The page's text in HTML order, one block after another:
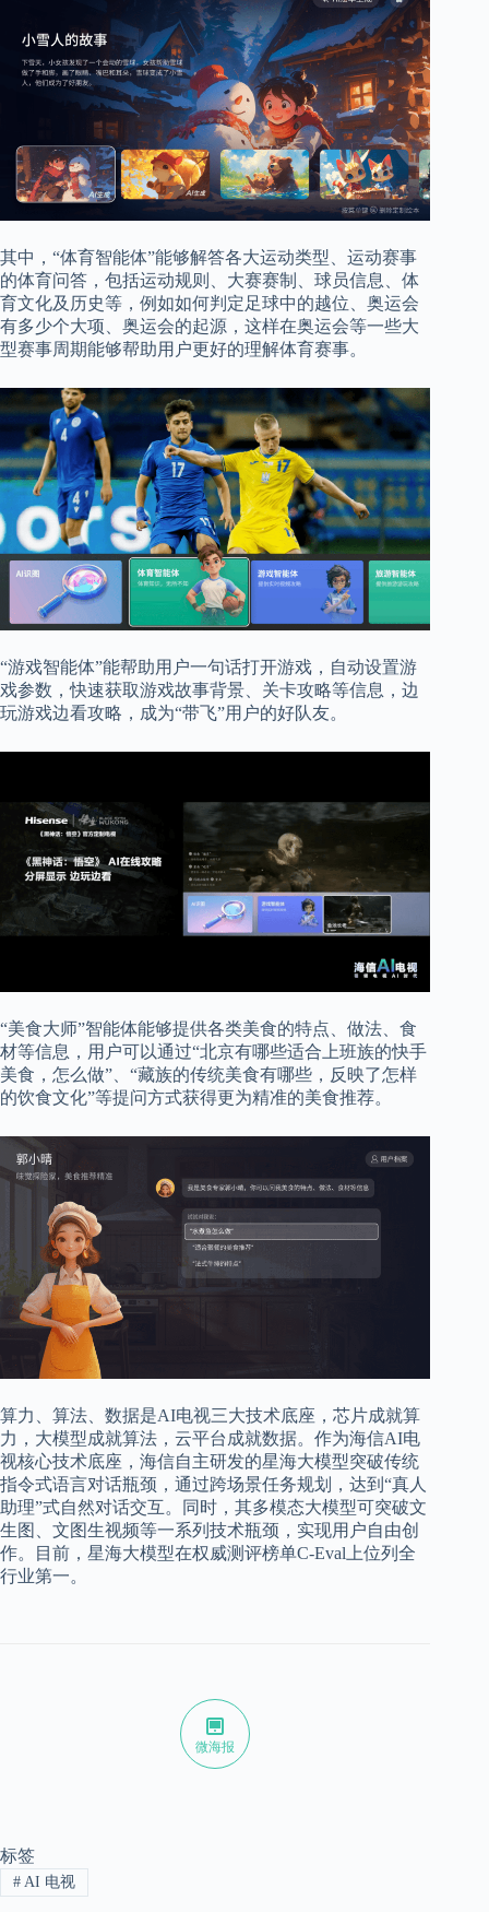
其中，“体育智能体”能够解答各大运动类型、运动赛事
的体育问答，包括运动规则、大赛赛制、球员信息、体
育文化及历史等，例如如何判定足球中的越位、奥运会
有多少个大项、奥运会的起源，这样在奥运会等一些大
型赛事周期能够帮助用户更好的理解体育赛事。
“游戏智能体”能帮助用户一句话打开游戏，自动设置游
戏参数，快速获取游戏故事背景、关卡攻略等信息，边
玩游戏边看攻略，成为“带飞”用户的好队友。
“美食大师”智能体能够提供各类美食的特点、做法、食
材等信息，用户可以通过“北京有哪些适合上班族的快手
美食，怎么做”、“藏族的传统美食有哪些，反映了怎样
的饮食文化”等提问方式获得更为精准的美食推荐。
算力、算法、数据是AI电视三大技术底座，芯片成就算
力，大模型成就算法，云平台成就数据。作为海信AI电
视核心技术底座，海信自主研发的星海大模型突破传统
指令式语言对话瓶颈，通过跨场景任务规划，达到“真人
助理”式自然对话交互。同时，其多模态大模型可突破文
生图、文图生视频等一系列技术瓶颈，实现用户自由创
作。目前，星海大模型在权威测评榜单C-Eval上位列全
行业第一。
微海报
标签
#AI 电视